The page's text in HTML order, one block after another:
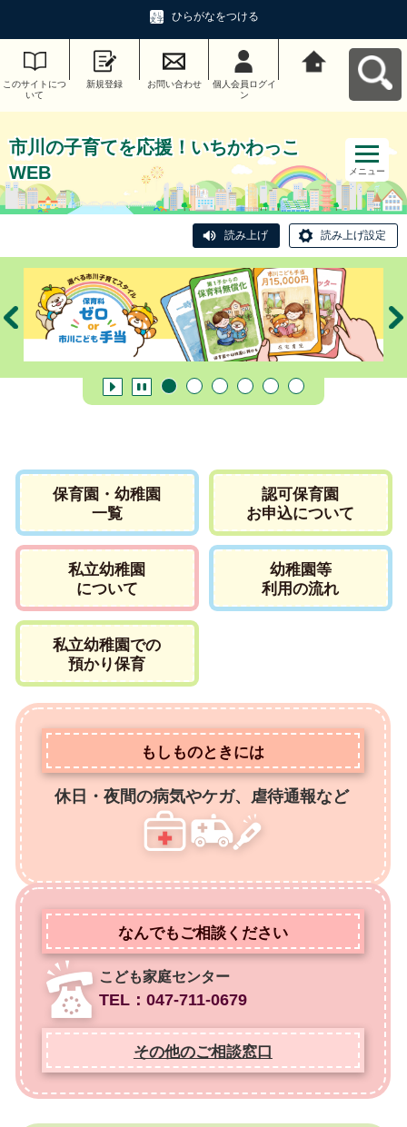
ひらがなをつける
このサイトにつ
いて
新規登録 お問い合わせ
個人会員ログイ
ン
市川の子育てを応援！いちかわっこ
WEB
メニュー
読み上げ 読み上げ設定
保育園・幼稚園
一覧
認可保育園
お申込について
私立幼稚園
について
幼稚園等
利用の流れ
私立幼稚園での
預かり保育
もしものときには
休日・夜間の病気やケガ、虐待通報など
なんでもご相談ください
こども家庭センター
TEL：047-711-0679
その他のご相談窓口